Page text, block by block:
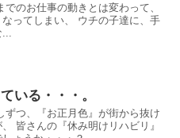
でのお仕事の動きとは変わって、
ってしまい、 ウチの子達に、手
いる・・・。
ずつ、『お正月色』が街から抜け
皆さんの『休み明けリハビリ』